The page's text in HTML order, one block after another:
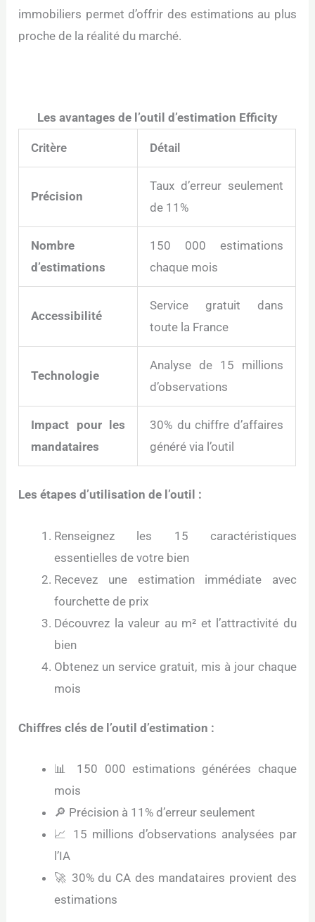
immobiliers permet d’offrir des estimations au plus
proche de la réalité du marché.
Les avantages de l’outil d’estimation Efficity
Critère Détail
Précision
Taux d’erreur seulement
de 11%
Nombre
d’estimations
150 000 estimations
chaque mois
Accessibilité
Service gratuit dans
toute la France
Technologie
Analyse de 15 millions
d’observations
Impact pour les
mandataires
30% du chiffre d’affaires
généré via l’outil
Les étapes d’utilisation de l’outil :
Renseignez les 15 caractéristiques
essentielles de votre bien
Recevez une estimation immédiate avec
fourchette de prix
Découvrez la valeur au m² et l’attractivité du
bien
Obtenez un service gratuit, mis à jour chaque
mois
Chiffres clés de l’outil d’estimation :
📊 150 000 estimations générées chaque
mois
🔎 Précision à 11% d’erreur seulement
📈 15 millions d’observations analysées par
l’IA
🚀 30% du CA des mandataires provient des
estimations